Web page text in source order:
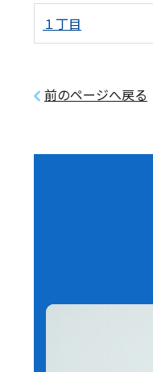
１丁目
前のページへ戻る